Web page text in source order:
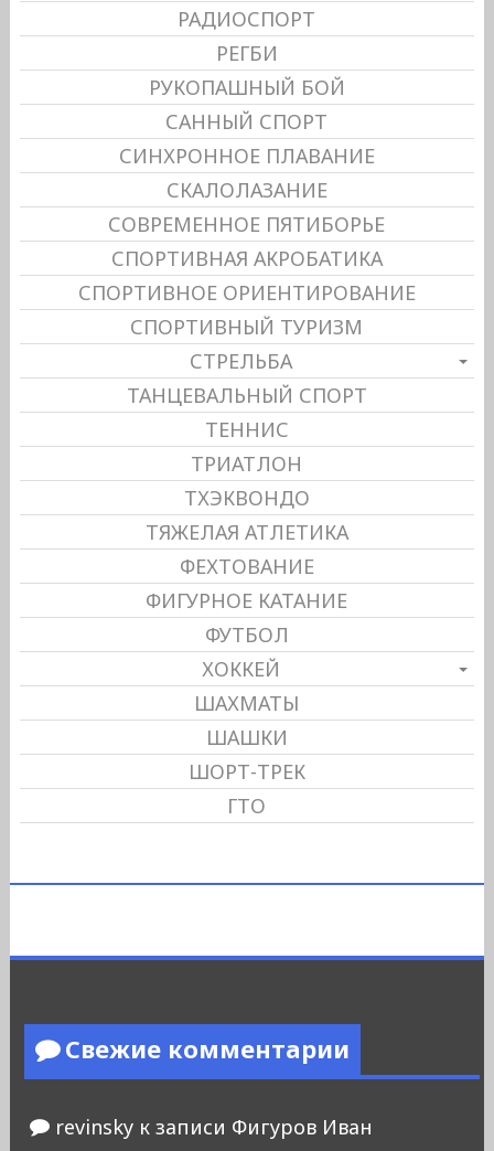
РАДИОСПОРТ
РЕГБИ
РУКОПАШНЫЙ БОЙ
САННЫЙ СПОРТ
СИНХРОННОЕ ПЛАВАНИЕ
СКАЛОЛАЗАНИЕ
СОВРЕМЕННОЕ ПЯТИБОРЬЕ
СПОРТИВНАЯ АКРОБАТИКА
СПОРТИВНОЕ ОРИЕНТИРОВАНИЕ
СПОРТИВНЫЙ ТУРИЗМ
СТРЕЛЬБА
ТАНЦЕВАЛЬНЫЙ СПОРТ
ТЕННИС
ТРИАТЛОН
ТХЭКВОНДО
ТЯЖЕЛАЯ АТЛЕТИКА
ФЕХТОВАНИЕ
ФИГУРНОЕ КАТАНИЕ
ФУТБОЛ
ХОККЕЙ
ШАХМАТЫ
ШАШКИ
ШОРТ-ТРЕК
ГТО
Свежие комментарии
revinskyк записи Фигуров Иван